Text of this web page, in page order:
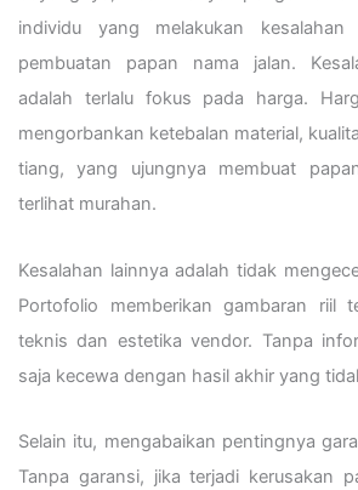
individu yang melakukan
pembuatan papan nama jalan.
adalah terlalu fokus pada harga.
mengorbankan ketebalan material,
tiang, yang ujungnya membuat
terlihat murahan.
Kesalahan lainnya adalah tidak
Portofolio memberikan gambaran riil
teknis dan estetika vendor. Tanpa
saja kecewa dengan hasil akhir yang
Selain itu, mengabaikan pentingnya
Tanpa garansi, jika terjadi kerusakan